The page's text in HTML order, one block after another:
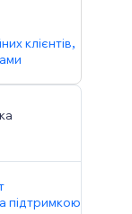
клієнтів,
підтримкою